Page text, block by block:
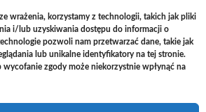
wrażenia, korzystamy z technologii, takich jak pliki
i/lub uzyskiwania dostępu do informacji o
pozwoli nam przetwarzać dane, takie jak
lub unikalne identyfikatory na tej stronie.
wycofanie zgody może niekorzystnie wpłynąć na
PayU
Cash
On
Delivery
Cash
on
Pickup
Bank
Transfer
2026 ©Studio Meblowe Asseri
asystentwsieci.pl